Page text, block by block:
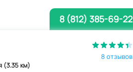
8 (812) 385-69-22
(3.35 км)
8 отзывов